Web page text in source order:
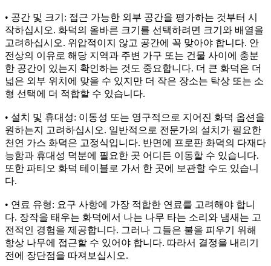
• 공간 및 크기: 접근 가능한 외부 공간을 평가하는 것부터 시
작하십시오. 화덕의 올바른 크기를 선택하려면 크기와 배열을
고려하십시오. 위압적이지 않고 공간에 꼭 맞아야 합니다. 안
전상의 이유로 해당 지역과 주변 가구 또는 건물 사이에 충분
한 공간이 있는지 확인하는 것도 중요합니다. 더 큰 화덕은 더
넓은 외부 위치에 맞을 수 있지만 더 작은 장소는 탁상 또는 소
형 선택에 더 적합할 수 있습니다.
• 설치 및 휴대성: 이동성 또는 영구적으로 지어진 화덕 옵션을
원하는지 고려하십시오. 일반적으로 전문가의 설치가 필요한
천연 가스 화덕은 고정식입니다. 반면에 프로판 화덕의 다재다
능함과 휴대성 덕분에 필요한 곳 ​​어디든 이동할 수 있습니다.
또한 파티오 화덕 테이블로 가서 한 곳에 보관할 수도 있습니
다.
• 연료 유형: 요구 사항에 가장 적합한 연료를 고려해야 합니
다. 장작을 태우는 화덕에서 나는 나무 타는 소리와 냄새는 고
전적인 경험을 제공합니다. 그러나 그들은 불을 피우기 위해
항상 나무에 접근할 수 있어야 합니다. 따라서 결정을 내리기
전에 장단점을 따져보십시오.